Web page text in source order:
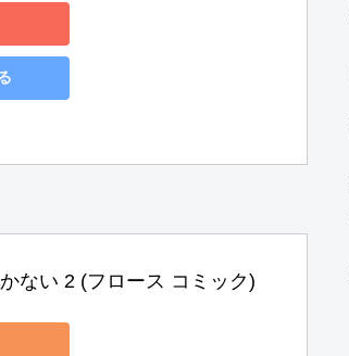
ない 2 (フロース コミック)